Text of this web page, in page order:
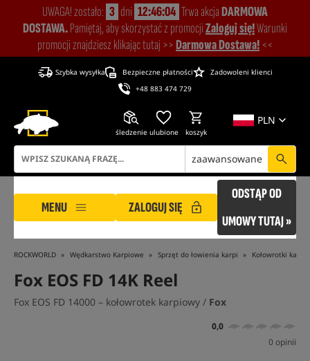
UWAGA! zostało: 3 dni 12:46:03 Trwa akcjaDARMOWA
DOSTAWA.Pamiętaj, aby skorzystać z promocjiZaloguj się!Warunki
promocji znajdziesz klikając tutaj >>Darmowa Dostawa! <<
Szybka wysyłka Bezpieczne płatności
Zadowoleni klienci
+48 883 474 729
PLN
śledzenie ulubione koszyk
zaawansowane
MENU ZALOGUJ SIĘ
ODSTĄP OD
UMOWY TUTAJ »
ROCKWORLD Wędkarstwo Karpiowe Sprzęt do łowienia karpi Kołowrotki
Fox EOS FD 14K Reel
Fox EOS FD 14000 – kołowrotek karpiowy / Fox
0,0
0 opinii